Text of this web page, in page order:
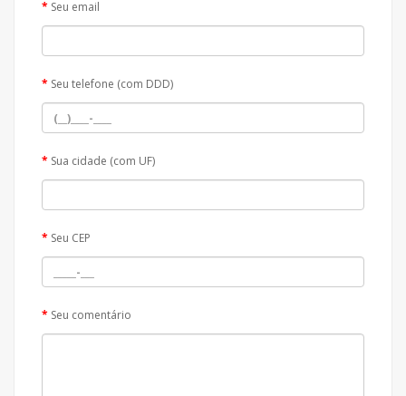
Seu email
Seu telefone (com DDD)
Sua cidade (com UF)
Seu CEP
Seu comentário